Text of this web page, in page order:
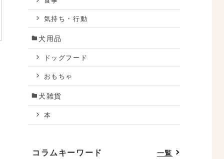
気持ち・行動
犬用品
ドッグフード
おもちゃ
犬雑貨
本
コラムキーワード 一覧